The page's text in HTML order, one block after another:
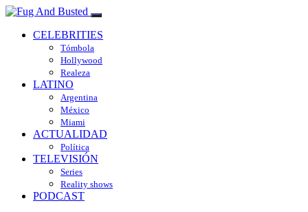
CELEBRITIES
Tómbola
Hollywood
Realeza
LATINO
Argentina
México
Miami
ACTUALIDAD
Política
TELEVISIÓN
Series
Reality shows
PODCAST